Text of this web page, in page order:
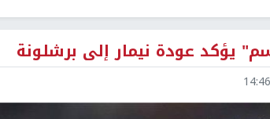
يؤكد عودة نيمار إلى برشلونة